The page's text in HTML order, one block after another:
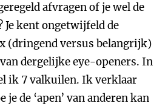
afvragen of je wel de
Je kent ongetwijfeld de
(dringend versus belangrijk)
dergelijke eye-openers. In
ik 7 valkuilen. Ik verklaar
je de ‘apen’ van anderen kan